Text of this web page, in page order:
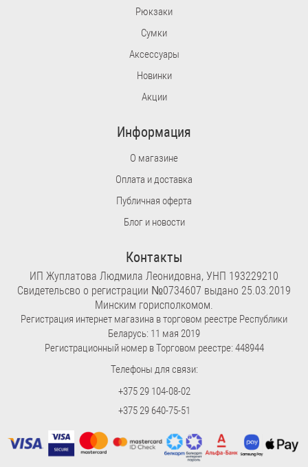
Рюкзаки
Сумки
Аксессуары
Новинки
Акции
Информация
О магазине
Оплата и доставка
Публичная оферта
Блог и новости
Контакты
ИП Жуплатова Людмила Леонидовна, УНП 193229210
Свидетельсво о регистрации №0734607 выдано 25.03.2019
Минским горисполкомом.
Регистрация интернет магазина в торговом реестре Республики
Беларусь: 11 мая 2019
Регистрационный номер в Торговом реестре: 448944
Телефоны для связи:
+375 29 104-08-02
+375 29 640-75-51